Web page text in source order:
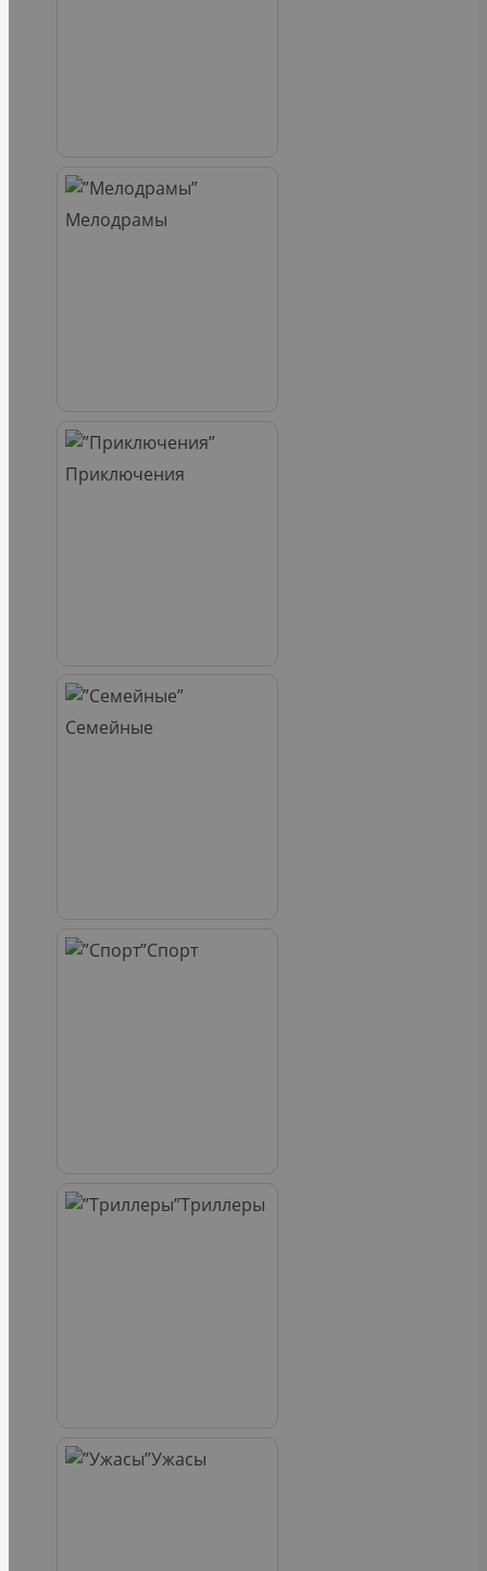
Мелодрамы
Приключения
Семейные
Спорт
Триллеры
Ужасы